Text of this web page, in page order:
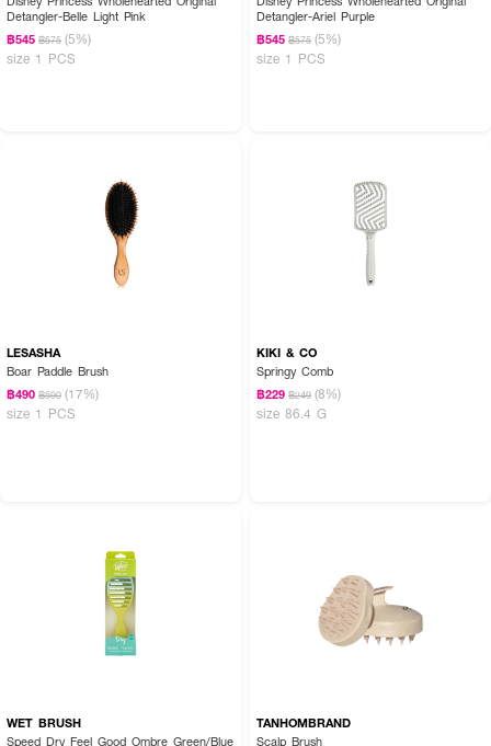
Detangler-Belle Light Pink
฿545 ฿575 (5%)
size 1 PCS
Detangler-Ariel Purple
฿545 ฿575 (5%)
size 1 PCS
LESASHA
Boar Paddle Brush
฿490 ฿590 (17%)
size 1 PCS
KIKI & CO
Springy Comb
฿229 ฿249 (8%)
size 86.4 G
WET BRUSH
Speed Dry Feel Good Ombre Green/Blue
TANHOMBRAND
Scalp Brush